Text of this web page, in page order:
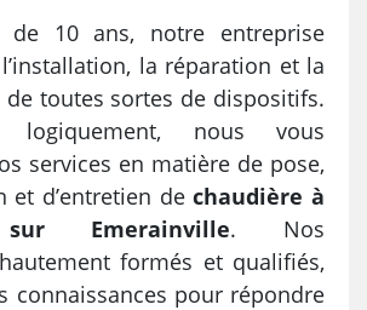
de 10 ans, notre entreprise
la réparation et la
de toutes sortes de dispositifs.
nous vous
services en matière de pose,
et d’entretien dechaudière à
Emerainville. Nos
formés et qualifiés,
connaissances pour répondre